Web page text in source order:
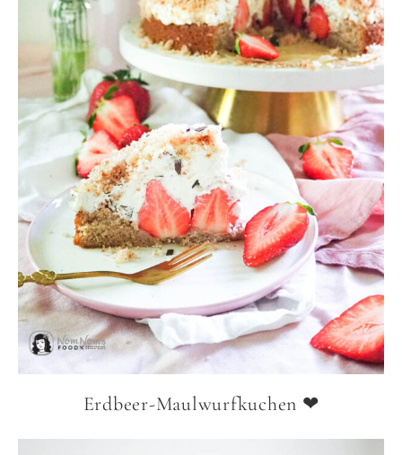
Erdbeer-Maulwurfkuchen ❤